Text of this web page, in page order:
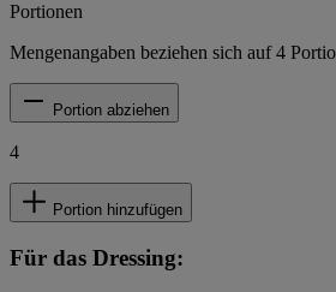
Portionen
Mengenangaben beziehen sich auf4
Portion abziehen
4
Portion hinzufügen
Für das Dressing: